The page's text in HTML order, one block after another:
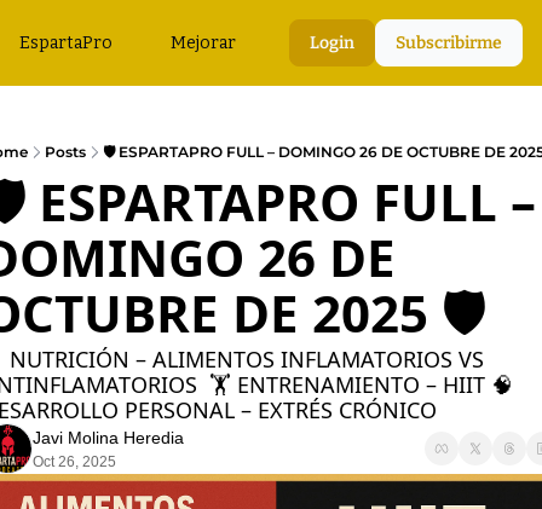
EspartaPro Mejorar Login Subscribirme
Posts 🛡️ ESPARTAPRO FULL – DOMINGO 26 DE OCTUBRE DE
ESPARTAPRO FULL –
26 DE
DE 2025 🛡️
NUTRICIÓN – ALIMENTOS INFLAMATORIOS VS
🏋️ ENTRENAMIENTO – HIIT 🧠
PERSONAL – EXTRÉS CRÓNICO
Javi Molina Heredia
Oct 26, 2025